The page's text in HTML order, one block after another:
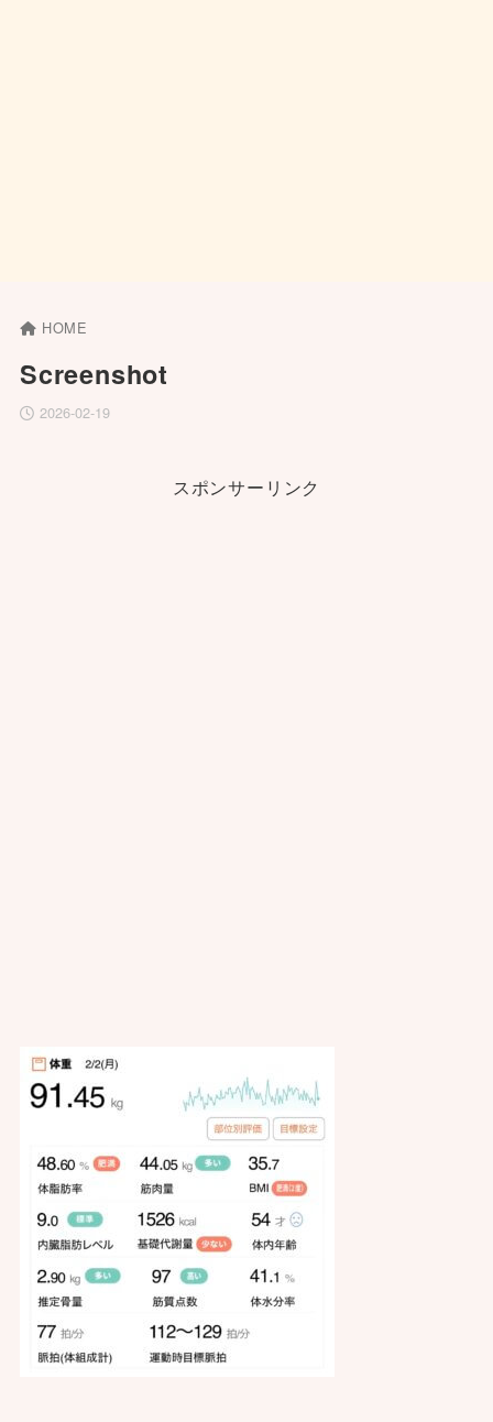
HOME
Screenshot
2026-02-19
スポンサーリンク